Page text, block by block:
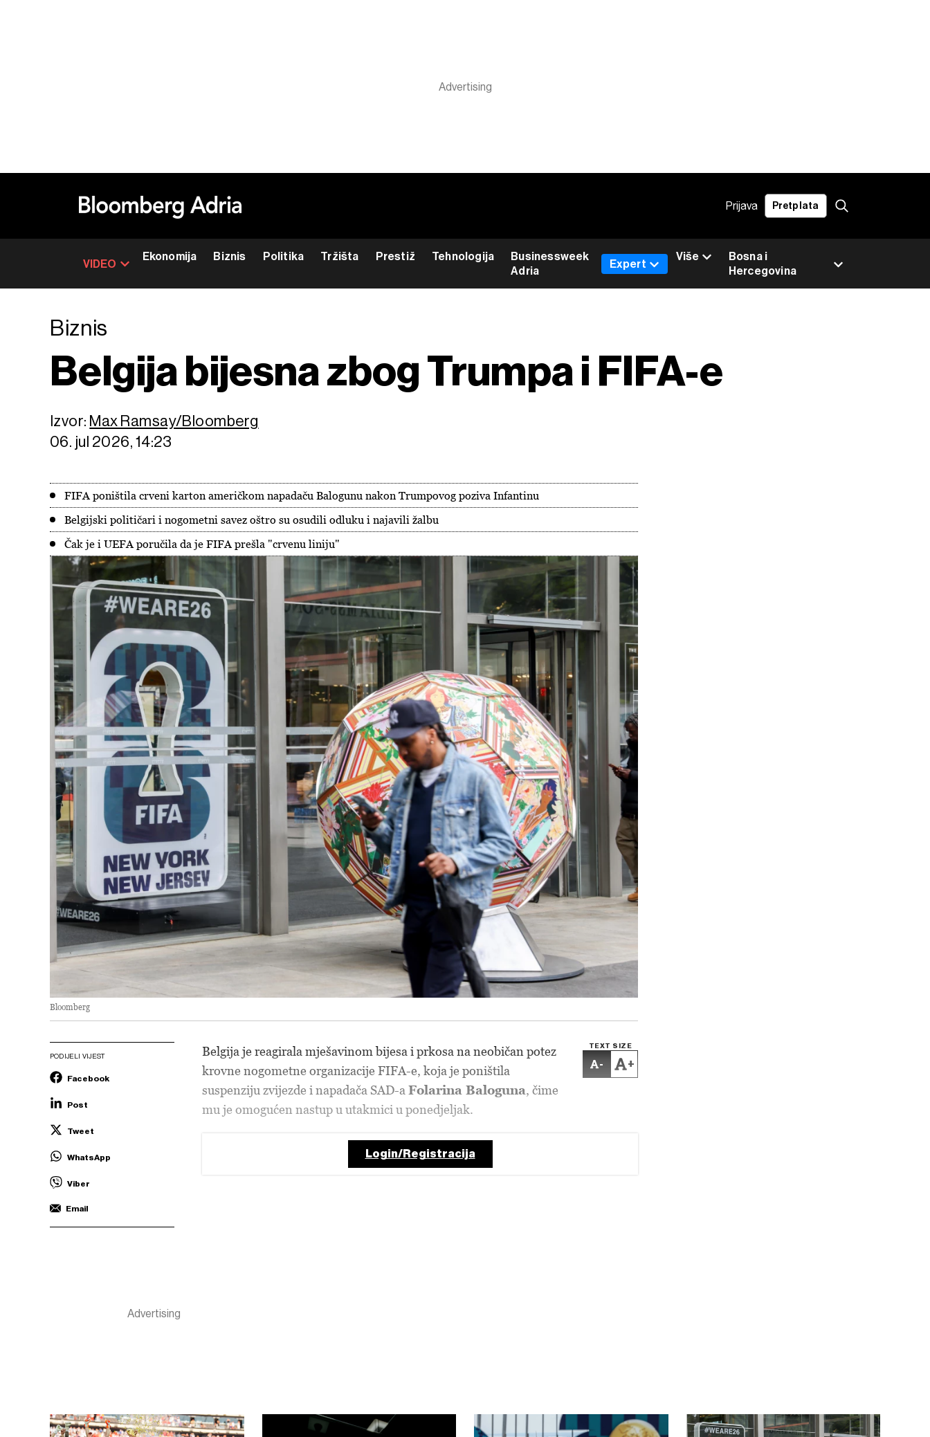
Prijava Pretplata
VIDEO
Ekonomija Biznis Politika Tržišta Prestiž Tehnologija
Businessweek
Adria
Bosna i
Hercegovina
Expert
Više
Biznis
Belgija bijesna zbog Trumpa i FIFA-e
Izvor: Max Ramsay/Bloomberg
06. jul 2026, 14:23
FIFA poništila crveni karton američkom napadaču Balogunu nakon Trumpovog poziva Infantinu
Belgijski političari i nogometni savez oštro su osudili odluku i najavili žalbu
Čak je i UEFA poručila da je FIFA prešla "crvenu liniju"
Bloomberg
PODIJELI VIJEST
Facebook
Post
Tweet
WhatsApp
Viber
Email
TEXT SIZE
- +
Belgija je reagirala mješavinom bijesa i prkosa na neobičan potez
krovne nogometne organizacije FIFA-e, koja je poništila
suspenziju zvijezde i napadača SAD-a Folarina Baloguna, čime
mu je omogućen nastup u utakmici u ponedjeljak.
Login/Registracija